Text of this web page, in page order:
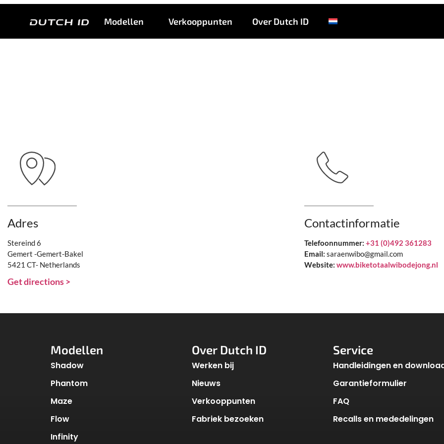
Modellen Verkooppunten Over Dutch ID
Bike Totaal Wibo de
Adres
Stereind 6
Gemert -Gemert-Bakel
5421 CT- Netherlands
Get directions >
Contactinformatie
Telefoonnummer: +31 (0)492 361283
Email: saraenwibo@gmail.com
Website: www.biketotaalwibodejong.nl
Modellen
Shadow
Phantom
Maze
Flow
Infinity
Over Dutch ID
Werken bij
Nieuws
Verkooppunten
Fabriek bezoeken
Service
Handleidingen en
Garantieformulier
FAQ
Recalls en mededelingen